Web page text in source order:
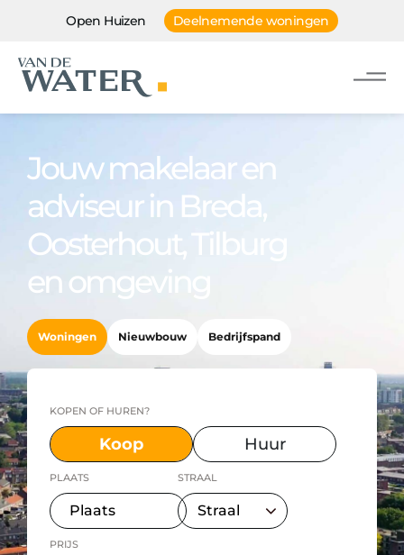
Open Huizen Deelnemende woningen
Jouw makelaar en
adviseur in Breda,
Oosterhout, Tilburg
en omgeving
Woningen Nieuwbouw Bedrijfspand
KOPEN OF HUREN?
Koop Huur
PLAATS STRAAL
PRIJS